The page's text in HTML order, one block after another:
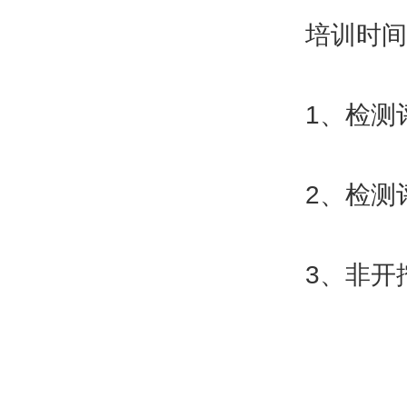
培训时间
1、检测评
2、检测评
3、非开挖